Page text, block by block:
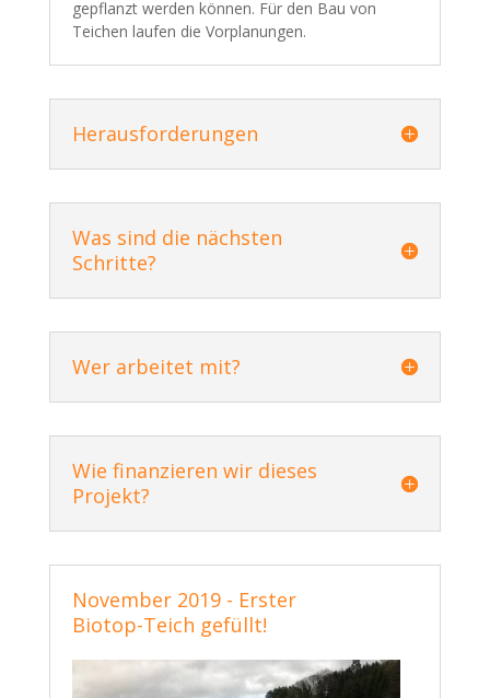
gepflanzt werden können. Für den Bau von
Teichen laufen die Vorplanungen.
Herausforderungen
Was sind die nächsten
Schritte?
Wer arbeitet mit?
Wie finanzieren wir dieses
Projekt?
November 2019 - Erster
Biotop-Teich gefüllt!